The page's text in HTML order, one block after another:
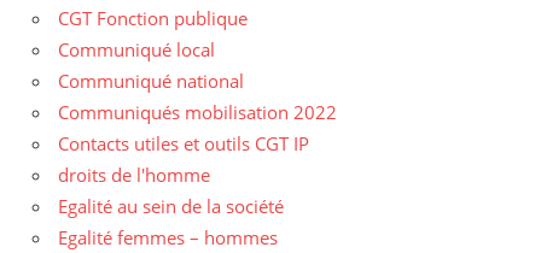
CGT Fonction publique
Communiqué local
Communiqué national
Communiqués mobilisation 2022
Contacts utiles et outils CGT IP
droits de l'homme
Egalité au sein de la société
Egalité femmes – hommes